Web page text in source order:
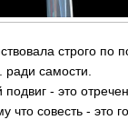
строго по
самости.
- это
что совесть - это